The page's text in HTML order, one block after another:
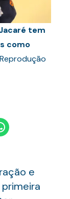
tem
como
on WhatsApp
e
primeira